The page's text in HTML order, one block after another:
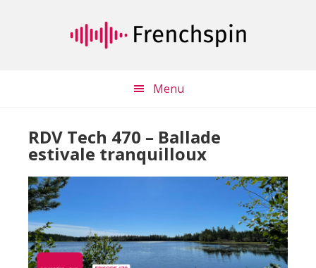
Menu
RDV Tech 470 – Ballade
estivale tranquilloux